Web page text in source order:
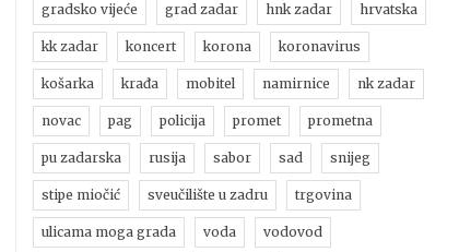
gradsko vijeće grad zadar hnk zadar hrvatska
kk zadar koncert korona koronavirus
košarka krađa mobitel namirnice nk zadar
novac pag policija promet prometna
pu zadarska rusija sabor sad snijeg
stipe miočić sveučilište u zadru trgovina
ulicama moga grada voda vodovod